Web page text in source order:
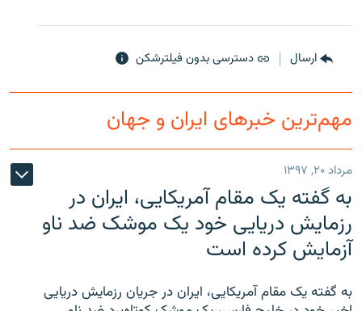
ارسال دسترسی بدون فیلترشکن
مهم‌ترین خبرهای ایران و جهان
مرداد ۲۰, ۱۳۹۷
به گفته یک مقام آمریکایی، ایران در
رزمایش دریایی خود یک موشک ضد ناو
آزمایش کرده است
به گفته یک مقام آمریکایی، ایران در جریان رزمایش دریایی